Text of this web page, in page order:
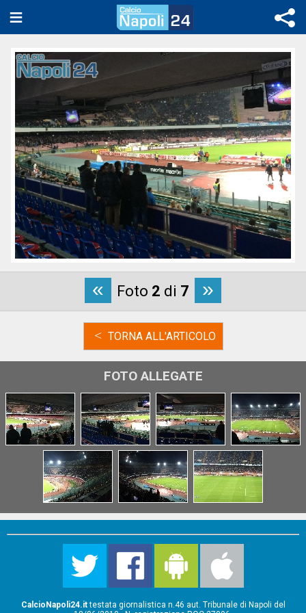
« Foto 2 di 7 »
< TORNA ALL'ARTICOLO
FOTO ALLEGATE
CalcioNapoli24.ittestata giornalistica n.46 aut. Tribunale di Napoli del